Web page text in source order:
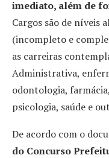
imediato, além de
Cargos são de níveis
(incompleto e
as carreiras
Administrativa,
odontologia,
psicologia, saúde e
De acordo com o
do Concurso